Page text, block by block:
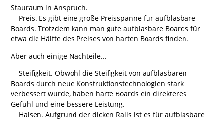
Stauraum in Anspruch.
Preis. Es gibt eine große Preisspanne für aufblasbare
Boards. Trotzdem kann man gute aufblasbare Boards für
etwa die Hälfte des Preises von harten Boards finden.
Aber auch einige Nachteile...
Steifigkeit. Obwohl die Steifigkeit von aufblasbaren
Boards durch neue Konstruktionstechnologien stark
verbessert wurde, haben harte Boards ein direkteres
Gefühl und eine bessere Leistung.
Halsen. Aufgrund der dicken Rails ist es für aufblasbare